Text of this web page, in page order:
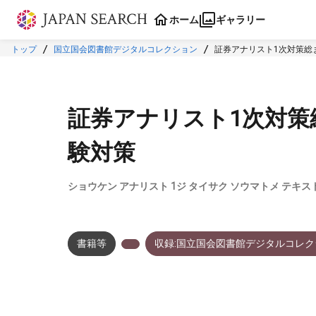
本文に飛ぶ
ホーム ギャラリー
トップ 国立国会図書館デジタルコレクション 証券アナリスト1次対策
証券アナリスト1次対
験対策
ショウケン アナリスト 1ジ タイサク ソウマトメ テキス
書籍等 収録:国立国会図書館デジタルコレ